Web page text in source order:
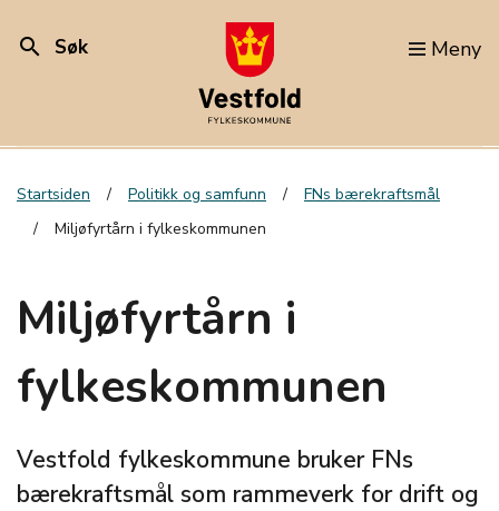
search Søk Meny
Startsiden Politikk og samfunn
FNs bærekraftsmål
Miljøfyrtårn i fylkeskommunen
Miljøfyrtårn i
fylkeskommunen
Vestfold fylkeskommune bruker FNs
bærekraftsmål som rammeverk for drift og